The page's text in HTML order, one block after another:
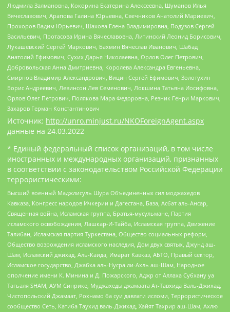
Людмила Залмановна, Кокорина Екатерина Алексеевна, Шуманов Илья
Вячеславович, Арапова Галина Юрьевна, Свечников Анатолий Мариевич,
Прохоров Вадим Юрьевич, Шахова Елена Владимировна, Подузов Сергей
Васильевич, Протасова Ирина Вячеславовна, Литинский Леонид Борисович,
Лукашевский Сергей Маркович, Бахмин Вячеслав Иванович, Шабад
Анатолий Ефимович, Сухих Дарья Николаевна, Орлов Олег Петрович,
Добровольская Анна Дмитриевна, Королева Александра Евгеньевна,
Смирнов Владимир Александрович, Вицин Сергей Ефимович, Золотухин
Борис Андреевич, Левинсон Лев Семенович, Локшина Татьяна Иосифовна,
Орлов Олег Петрович, Полякова Мара Федоровна, Резник Генри Маркович,
Захаров Герман Константинович
Источник: http://unro.minjust.ru/NKOForeignAgent.aspx
данные на 24.03.2022
* Единый федеральный список организаций, в том числе
иностранных и международных организаций, признанных
в соответствии с законодательством Российской Федерации
террористическими:
Высший военный Маджлисуль Шура Объединенных сил моджахедов
Кавказа, Конгресс народов Ичкерии и Дагестана, База, Асбат аль-Ансар,
Священная война, Исламская группа, Братья-мусульмане, Партия
исламского освобождения, Лашкар-И-Тайба, Исламская группа, Движение
Талибан, Исламская партия Туркестана, Общество социальных реформ,
Общество возрождения исламского наследия, Дом двух святых, Джунд аш-
Шам, Исламский джихад, Аль-Каида, Имарат Кавказ, АБТО, Правый сектор,
Исламское государство, Джабха аль-Нусра ли-Ахль аш-Шам, Народное
ополчение имени К. Минина и Д. Пожарского, Аджр от Аллаха Субхану уа
Тагьаля SHAM, АУМ Синрике, Муджахеды джамаата Ат-Тавхида Валь-Джихад,
Чистопольский Джамаат, Рохнамо ба суи давлати исломи, Террористическое
сообщество Сеть, Катиба Таухид валь-Джихад, Хайят Тахрир аш-Шам, Ахлю